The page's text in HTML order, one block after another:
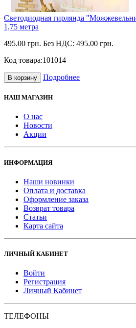
Светодиодная гирлянда
1,75 метра
495.00 грн. Без НДС: 495.00 грн.
Код товара:101014
В корзину Подробнее
НАШ МАГАЗИН
О нас
Новости
Акции
ИНФОРМАЦИЯ
Наши новинки
Оплата и доставка
Оформление заказа
Возврат товара
Статьи
Карта сайта
ЛИЧНЫЙ КАБИНЕТ
Войти
Регистрация
Личный Кабинет
ТЕЛЕФОНЫ